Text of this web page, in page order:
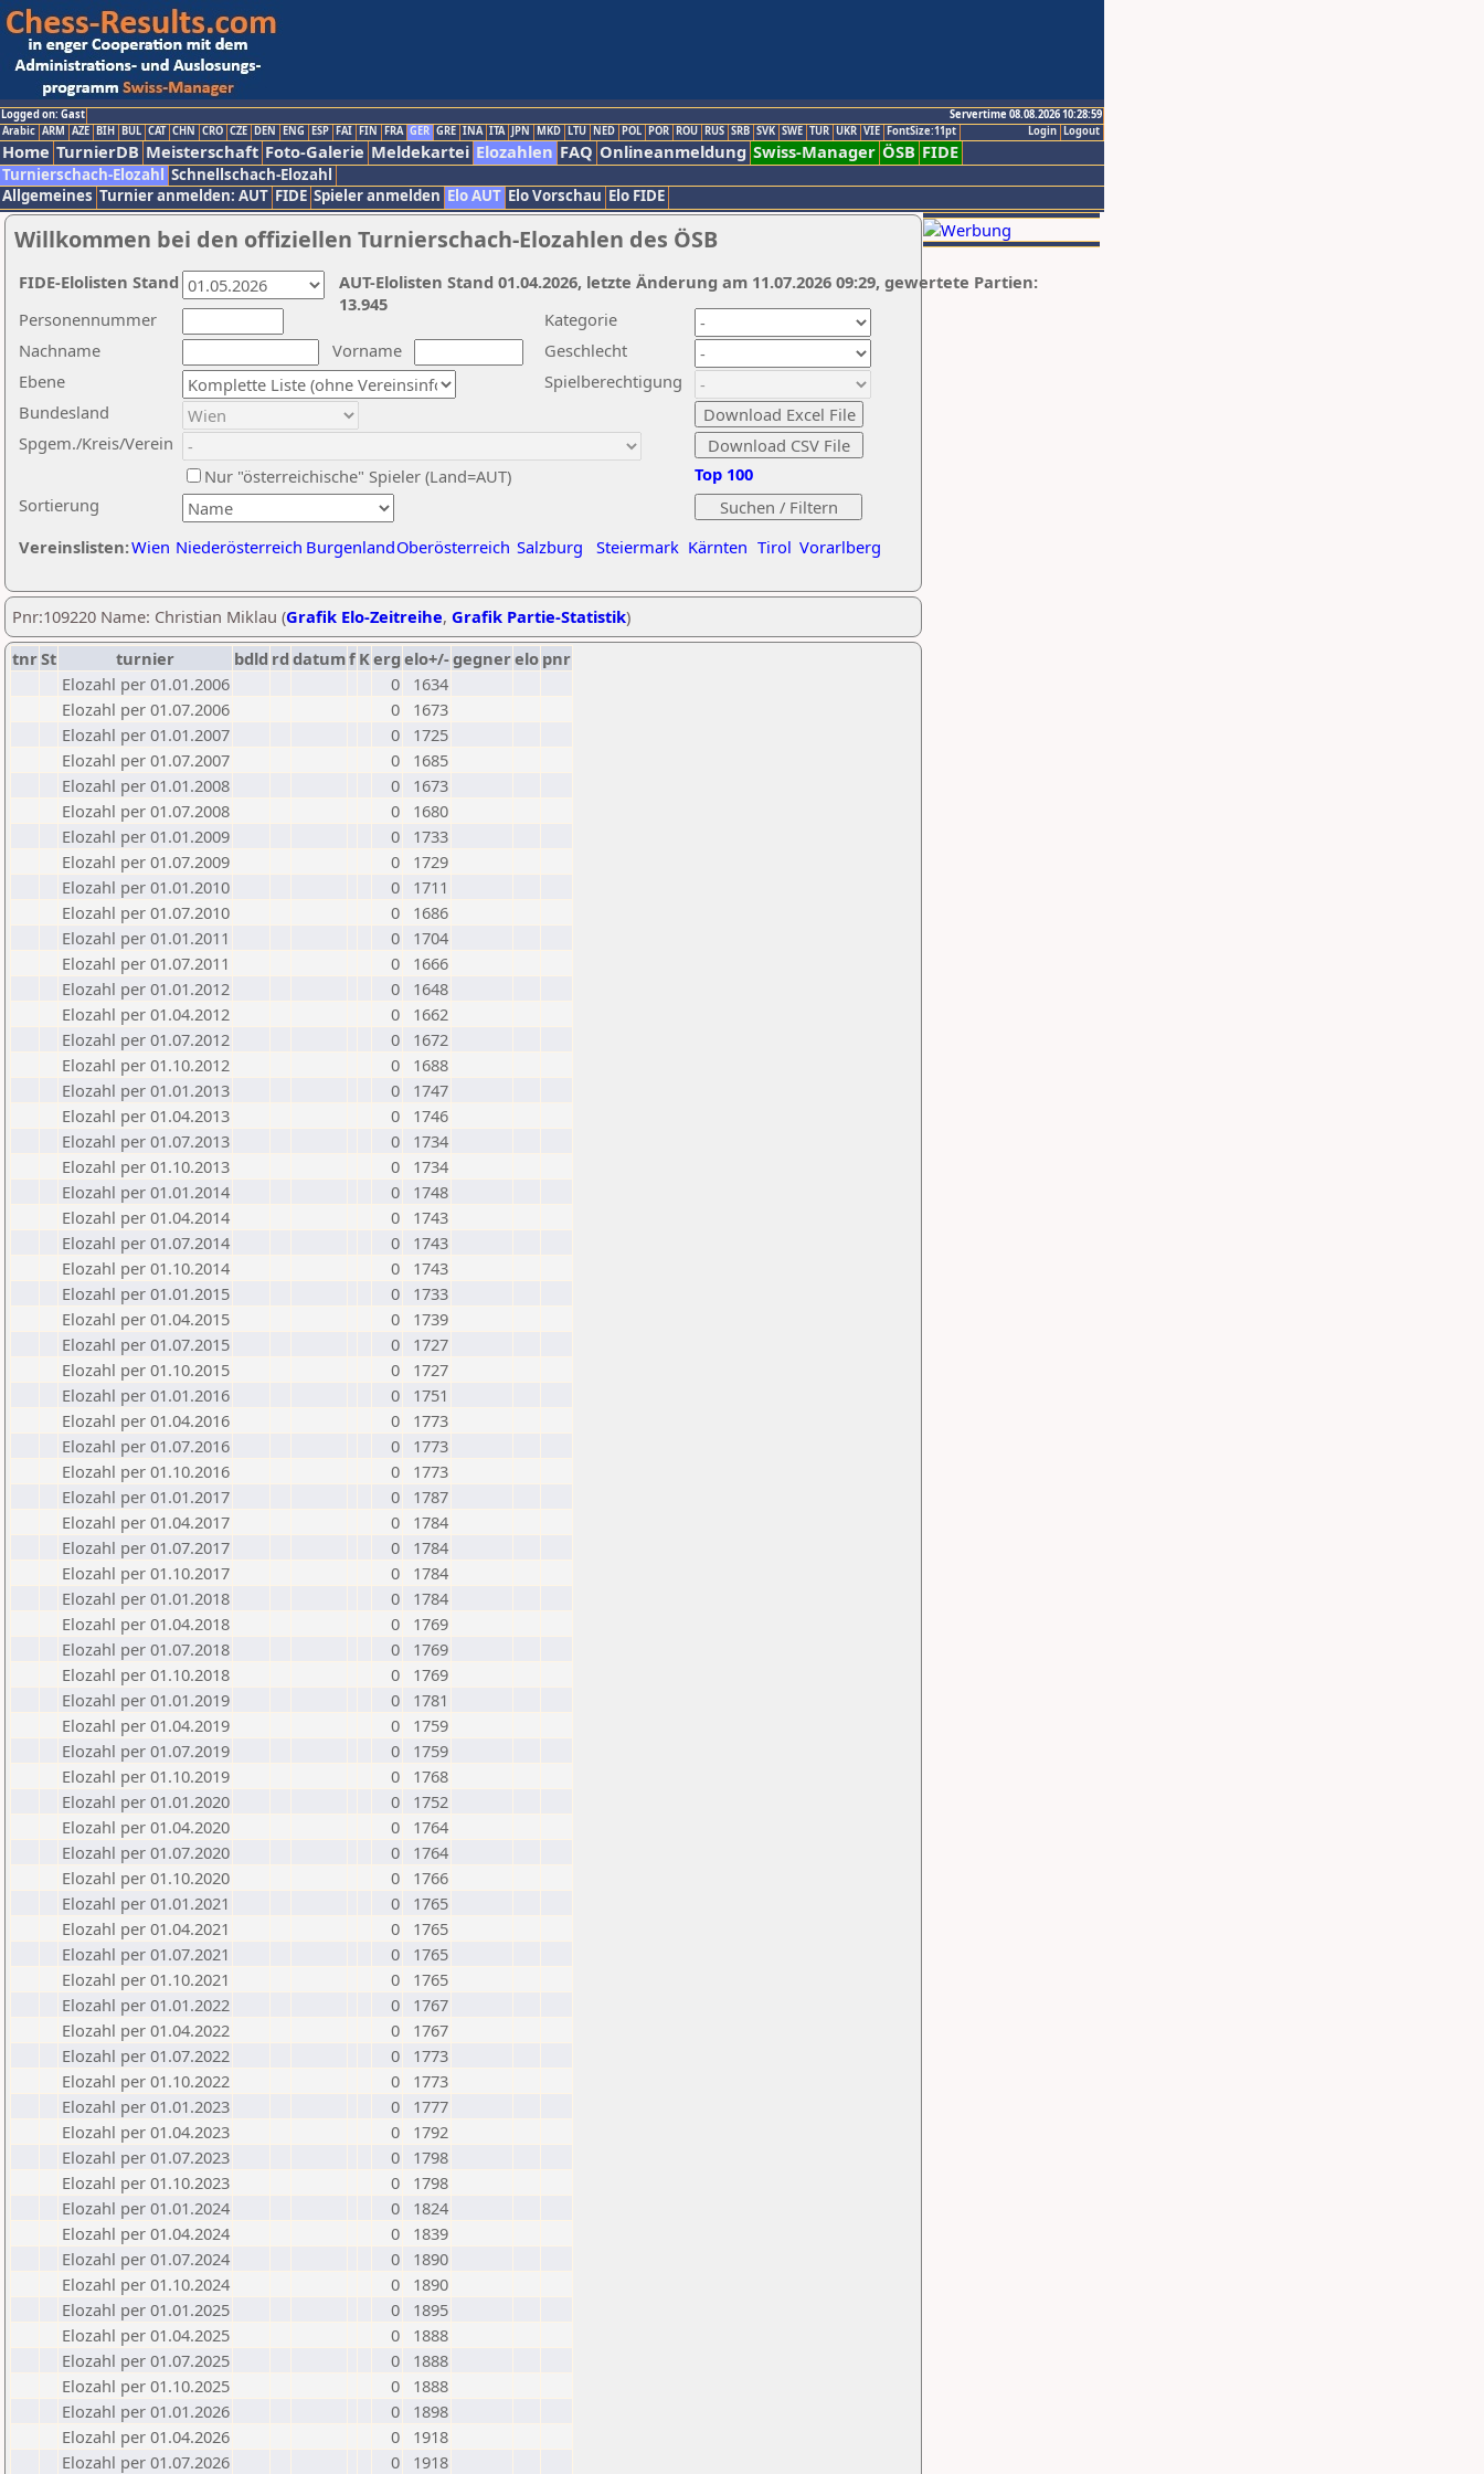
Logged on: Gast
Servertime 08.08.2026 10:28:59
Logout
Login
Arabic ARM AZE BIH BUL CAT CHN CRO CZE DEN ENG ESP FAI FIN FRA GER GRE INA ITA JPN MKD LTU NED POL POR ROU RUS SRB SVK SWE TUR UKR VIE FontSize:11pt
Home TurnierDB Meisterschaft Foto-Galerie Meldekartei Elozahlen FAQ Onlineanmeldung Swiss-Manager ÖSB FIDE
Turnierschach-Elozahl Schnellschach-Elozahl
Allgemeines Turnier anmelden: AUT FIDE Spieler anmelden Elo AUT Elo Vorschau Elo FIDE
Willkommen bei den offiziellen Turnierschach-Elozahlen des ÖSB
Nachname
Vorname
Ebene
Kategorie
Sortierung
Personennummer
Bundesland
Spgem./Kreis/Verein
Geschlecht
Nur "österreichische" Spieler (Land=AUT)
Spielberechtigung
Vereinslisten:Wien Niederösterreich BurgenlandOberösterreich Salzburg Steiermark Kärnten Tirol Vorarlberg
Top 100
AUT-Elolisten Stand 01.04.2026, letzte Änderung am 11.07.2026 09:29, gewertete Partien:
13.945
FIDE-Elolisten Stand
Pnr:109220 Name: Christian Miklau (Grafik Elo-Zeitreihe, Grafik Partie-Statistik)
tnrSt turnier bdld rd datumf Kerg elo+/-gegnerelo pnr
Elozahl per 01.01.2006
0
1634
Elozahl per 01.07.2006
0
1673
Elozahl per 01.01.2007
0
1725
Elozahl per 01.07.2007
0
1685
Elozahl per 01.01.2008
0
1673
Elozahl per 01.07.2008
0
1680
Elozahl per 01.01.2009
0
1733
Elozahl per 01.07.2009
0
1729
Elozahl per 01.01.2010
0
1711
Elozahl per 01.07.2010
0
1686
Elozahl per 01.01.2011
0
1704
Elozahl per 01.07.2011
0
1666
Elozahl per 01.01.2012
0
1648
Elozahl per 01.04.2012
0
1662
Elozahl per 01.07.2012
0
1672
Elozahl per 01.10.2012
0
1688
Elozahl per 01.01.2013
0
1747
Elozahl per 01.04.2013
0
1746
Elozahl per 01.07.2013
0
1734
Elozahl per 01.10.2013
0
1734
Elozahl per 01.01.2014
0
1748
Elozahl per 01.04.2014
0
1743
Elozahl per 01.07.2014
0
1743
Elozahl per 01.10.2014
0
1743
Elozahl per 01.01.2015
0
1733
Elozahl per 01.04.2015
0
1739
Elozahl per 01.07.2015
0
1727
Elozahl per 01.10.2015
0
1727
Elozahl per 01.01.2016
0
1751
Elozahl per 01.04.2016
0
1773
Elozahl per 01.07.2016
0
1773
Elozahl per 01.10.2016
0
1773
Elozahl per 01.01.2017
0
1787
Elozahl per 01.04.2017
0
1784
Elozahl per 01.07.2017
0
1784
Elozahl per 01.10.2017
0
1784
Elozahl per 01.01.2018
0
1784
Elozahl per 01.04.2018
0
1769
Elozahl per 01.07.2018
0
1769
Elozahl per 01.10.2018
0
1769
Elozahl per 01.01.2019
0
1781
Elozahl per 01.04.2019
0
1759
Elozahl per 01.07.2019
0
1759
Elozahl per 01.10.2019
0
1768
Elozahl per 01.01.2020
0
1752
Elozahl per 01.04.2020
0
1764
Elozahl per 01.07.2020
0
1764
Elozahl per 01.10.2020
0
1766
Elozahl per 01.01.2021
0
1765
Elozahl per 01.04.2021
0
1765
Elozahl per 01.07.2021
0
1765
Elozahl per 01.10.2021
0
1765
Elozahl per 01.01.2022
0
1767
Elozahl per 01.04.2022
0
1767
Elozahl per 01.07.2022
0
1773
Elozahl per 01.10.2022
0
1773
Elozahl per 01.01.2023
0
1777
Elozahl per 01.04.2023
0
1792
Elozahl per 01.07.2023
0
1798
Elozahl per 01.10.2023
0
1798
Elozahl per 01.01.2024
0
1824
Elozahl per 01.04.2024
0
1839
Elozahl per 01.07.2024
0
1890
Elozahl per 01.10.2024
0
1890
Elozahl per 01.01.2025
0
1895
Elozahl per 01.04.2025
0
1888
Elozahl per 01.07.2025
0
1888
Elozahl per 01.10.2025
0
1888
Elozahl per 01.01.2026
0
1898
Elozahl per 01.04.2026
0
1918
Elozahl per 01.07.2026
0 1918